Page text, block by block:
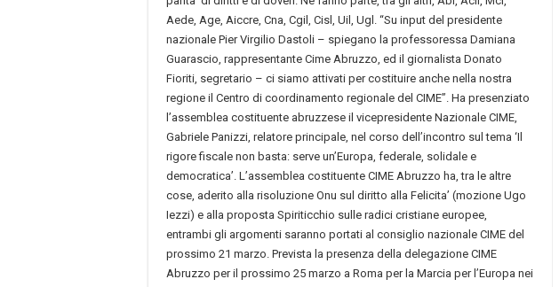
Aede, Age, Aiccre, Cna, Cgil, Cisl, Uil, Ugl. “Su input del presidente
nazionale Pier Virgilio Dastoli – spiegano la professoressa Damiana
Guarascio, rappresentante Cime Abruzzo, ed il giornalista Donato
Fioriti, segretario – ci siamo attivati per costituire anche nella nostra
regione il Centro di coordinamento regionale del CIME”. Ha presenziato
l’assemblea costituente abruzzese il vicepresidente Nazionale CIME,
Gabriele Panizzi, relatore principale, nel corso dell’incontro sul tema ‘Il
rigore fiscale non basta: serve un’Europa, federale, solidale e
democratica’. L’assemblea costituente CIME Abruzzo ha, tra le altre
cose, aderito alla risoluzione Onu sul diritto alla Felicita’ (mozione Ugo
Iezzi) e alla proposta Spiriticchio sulle radici cristiane europee,
entrambi gli argomenti saranno portati al consiglio nazionale CIME del
prossimo 21 marzo. Prevista la presenza della delegazione CIME
Abruzzo per il prossimo 25 marzo a Roma per la Marcia per l’Europa nei